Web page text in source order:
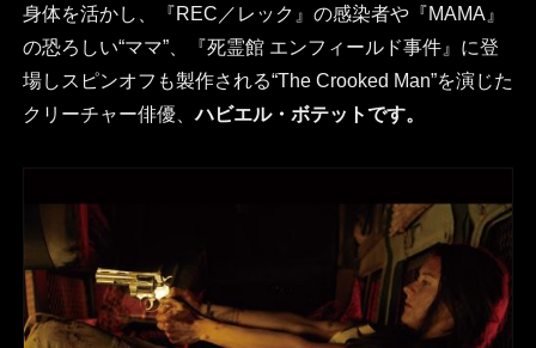
身体を活かし、『REC／レック』の感染者や『MAMA』
の恐ろしい“ママ”、『死霊館 エンフィールド事件』に登
場しスピンオフも製作される“The Crooked Man”を演じた
クリーチャー俳優、ハビエル・ボテットです。